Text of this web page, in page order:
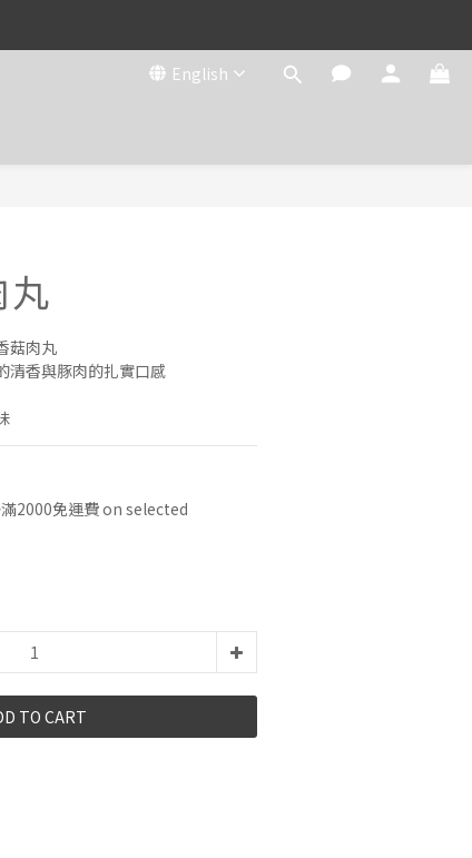
English
菇肉丸
清香與豚肉的扎實口感
2000免運費 on selected
TO CART